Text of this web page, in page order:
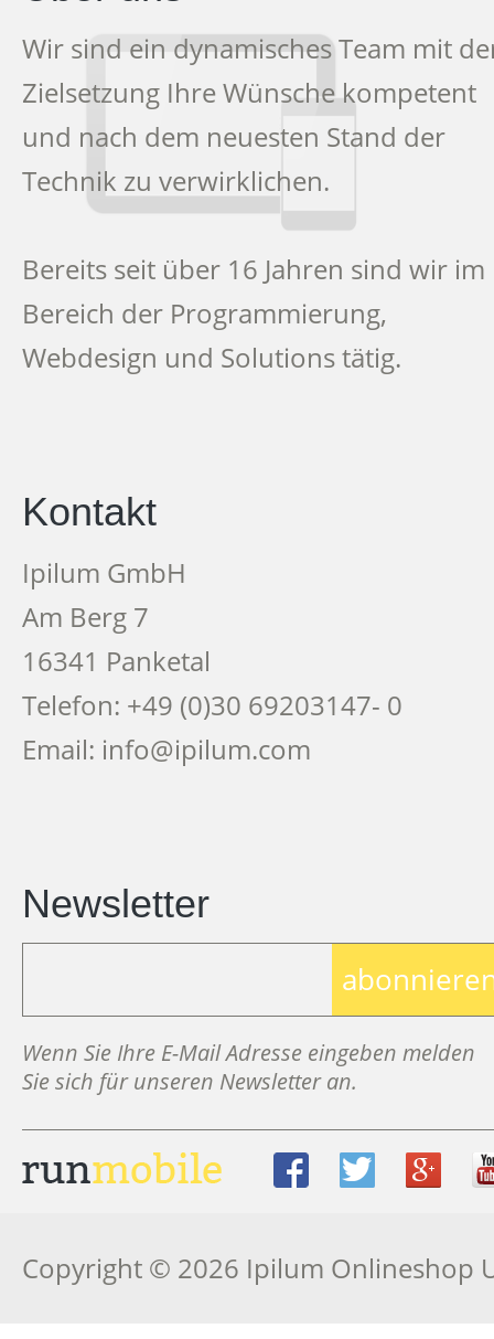
Wir sind ein dynamisches Team mit
Zielsetzung Ihre Wünsche kompetent
und nach dem neuesten Stand der
Technik zu verwirklichen.
Bereits seit über 16 Jahren sind wir im
Bereich der Programmierung,
Webdesign und Solutions tätig.
Kontakt
Ipilum GmbH
Am Berg 7
16341 Panketal
Telefon: +49 (0)30 69203147- 0
Email: info@ipilum.com
Newsletter
Wenn Sie Ihre E-Mail Adresse eingeben melden
Sie sich für unseren Newsletter an.
Copyright © 2026 Ipilum Onlineshop